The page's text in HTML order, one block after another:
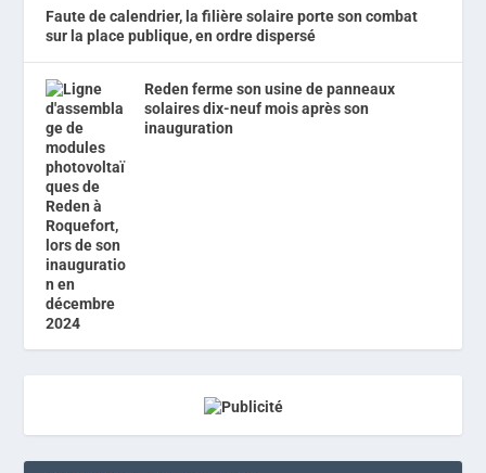
Faute de calendrier, la filière solaire porte son combat
sur la place publique, en ordre dispersé
Reden ferme son usine de panneaux
solaires dix-neuf mois après son
inauguration